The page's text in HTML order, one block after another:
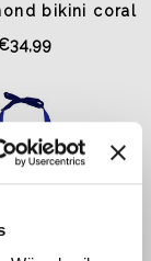
bikini coral